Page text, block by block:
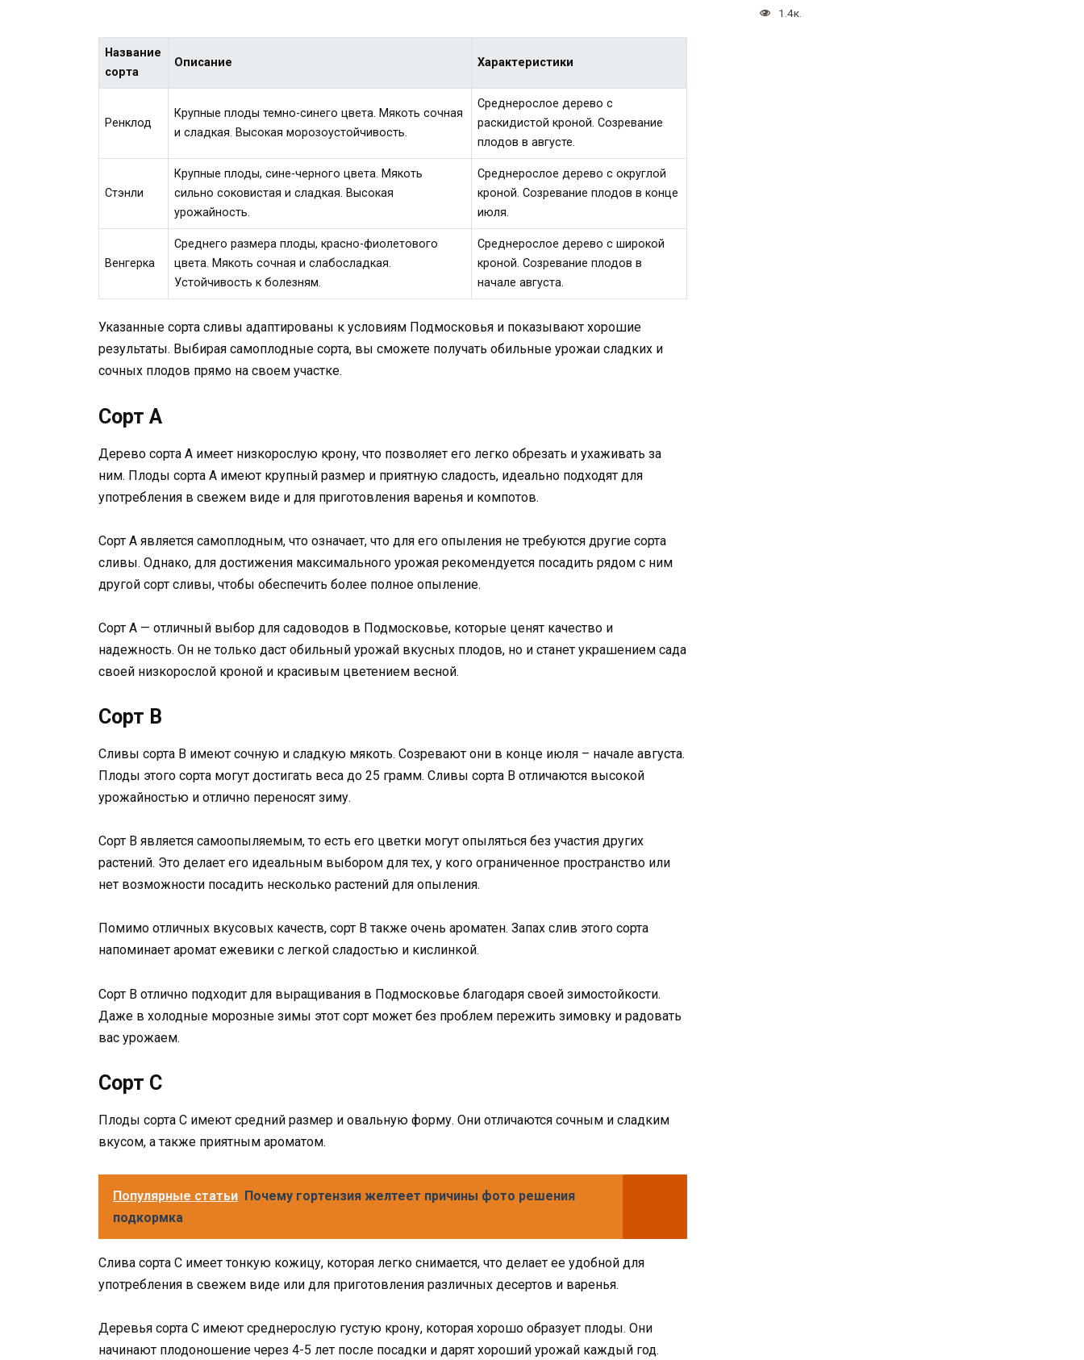
Название
сорта
Описание Характеристики
Ренклод
Крупные плоды темно-синего цвета. Мякоть сочная
и сладкая. Высокая морозоустойчивость.
Среднерослое дерево с
раскидистой кроной. Созревание
плодов в августе.
Стэнли
Крупные плоды, сине-черного цвета. Мякоть
сильно соковистая и сладкая. Высокая
урожайность.
Среднерослое дерево с округлой
кроной. Созревание плодов в конце
июля.
Венгерка
Среднего размера плоды, красно-фиолетового
цвета. Мякоть сочная и слабосладкая.
Устойчивость к болезням.
Среднерослое дерево с широкой
кроной. Созревание плодов в
начале августа.
Указанные сорта сливы адаптированы к условиям Подмосковья и показывают хорошие
результаты. Выбирая самоплодные сорта, вы сможете получать обильные урожаи сладких и
сочных плодов прямо на своем участке.
Сорт A
Дерево сорта A имеет низкорослую крону, что позволяет его легко обрезать и ухаживать за
ним. Плоды сорта A имеют крупный размер и приятную сладость, идеально подходят для
употребления в свежем виде и для приготовления варенья и компотов.
Сорт A является самоплодным, что означает, что для его опыления не требуются другие сорта
сливы. Однако, для достижения максимального урожая рекомендуется посадить рядом с ним
другой сорт сливы, чтобы обеспечить более полное опыление.
Сорт A — отличный выбор для садоводов в Подмосковье, которые ценят качество и
надежность. Он не только даст обильный урожай вкусных плодов, но и станет украшением сада
своей низкорослой кроной и красивым цветением весной.
Сорт B
Сливы сорта B имеют сочную и сладкую мякоть. Созревают они в конце июля – начале августа.
Плоды этого сорта могут достигать веса до 25 грамм. Сливы сорта B отличаются высокой
урожайностью и отлично переносят зиму.
Сорт B является самоопыляемым, то есть его цветки могут опыляться без участия других
растений. Это делает его идеальным выбором для тех, у кого ограниченное пространство или
нет возможности посадить несколько растений для опыления.
Помимо отличных вкусовых качеств, сорт B также очень ароматен. Запах слив этого сорта
напоминает аромат ежевики с легкой сладостью и кислинкой.
Сорт B отлично подходит для выращивания в Подмосковье благодаря своей зимостойкости.
Даже в холодные морозные зимы этот сорт может без проблем пережить зимовку и радовать
вас урожаем.
Сорт C
Плоды сорта C имеют средний размер и овальную форму. Они отличаются сочным и сладким
вкусом, а также приятным ароматом.
Популярные статьи Почему гортензия желтеет причины фото решения
подкормка
Слива сорта C имеет тонкую кожицу, которая легко снимается, что делает ее удобной для
употребления в свежем виде или для приготовления различных десертов и варенья.
Деревья сорта C имеют среднерослую густую крону, которая хорошо образует плоды. Они
начинают плодоношение через 4-5 лет после посадки и дарят хороший урожай каждый год.
1.4к.